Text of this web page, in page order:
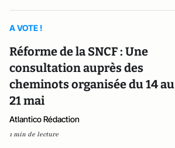
A VOTE !
Réforme de la SNCF : Une
consultation auprès des
cheminots organisée du 14 au
21 mai
Atlantico Rédaction
1 min de lecture